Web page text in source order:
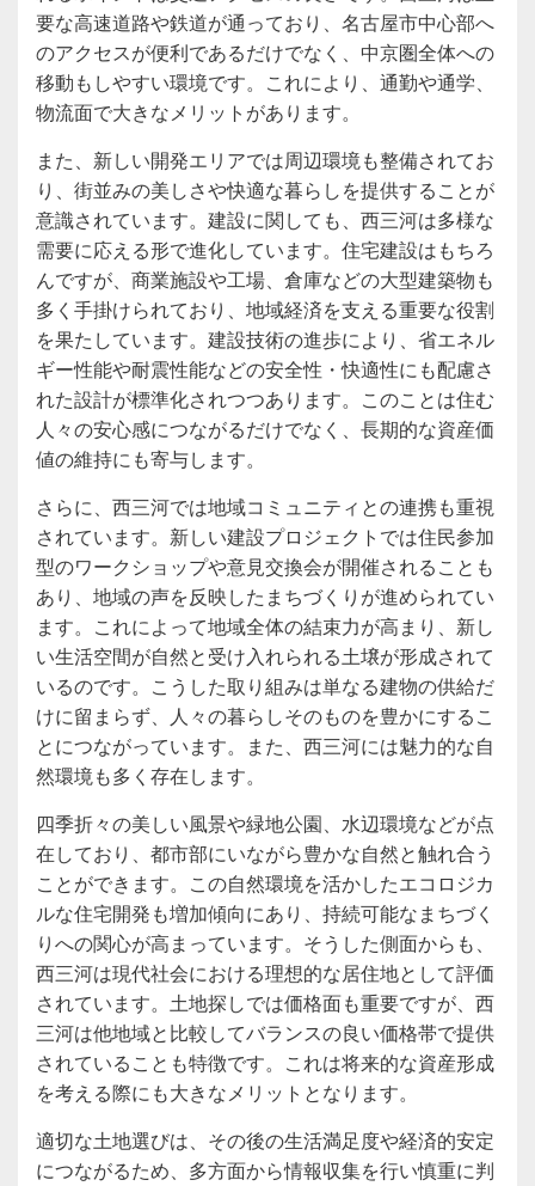
要な高速道路や鉄道が通っており、名古屋市中心部へ
のアクセスが便利であるだけでなく、中京圏全体への
移動もしやすい環境です。これにより、通勤や通学、
物流面で大きなメリットがあります。
また、新しい開発エリアでは周辺環境も整備されてお
り、街並みの美しさや快適な暮らしを提供することが
意識されています。建設に関しても、西三河は多様な
需要に応える形で進化しています。住宅建設はもちろ
んですが、商業施設や工場、倉庫などの大型建築物も
多く手掛けられており、地域経済を支える重要な役割
を果たしています。建設技術の進歩により、省エネル
ギー性能や耐震性能などの安全性・快適性にも配慮さ
れた設計が標準化されつつあります。このことは住む
人々の安心感につながるだけでなく、長期的な資産価
値の維持にも寄与します。
さらに、西三河では地域コミュニティとの連携も重視
されています。新しい建設プロジェクトでは住民参加
型のワークショップや意見交換会が開催されることも
あり、地域の声を反映したまちづくりが進められてい
ます。これによって地域全体の結束力が高まり、新し
い生活空間が自然と受け入れられる土壌が形成されて
いるのです。こうした取り組みは単なる建物の供給だ
けに留まらず、人々の暮らしそのものを豊かにするこ
とにつながっています。また、西三河には魅力的な自
然環境も多く存在します。
四季折々の美しい風景や緑地公園、水辺環境などが点
在しており、都市部にいながら豊かな自然と触れ合う
ことができます。この自然環境を活かしたエコロジカ
ルな住宅開発も増加傾向にあり、持続可能なまちづく
りへの関心が高まっています。そうした側面からも、
西三河は現代社会における理想的な居住地として評価
されています。土地探しでは価格面も重要ですが、西
三河は他地域と比較してバランスの良い価格帯で提供
されていることも特徴です。これは将来的な資産形成
を考える際にも大きなメリットとなります。
適切な土地選びは、その後の生活満足度や経済的安定
につながるため、多方面から情報収集を行い慎重に判